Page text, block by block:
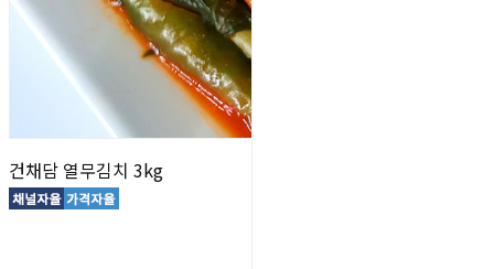
건채담 열무김치 3kg